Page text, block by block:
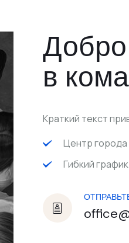
в
Краткий текст
Центр города
Гибкий график